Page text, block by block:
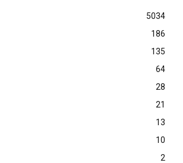
5034
186
135
64
28
21
13
10
2